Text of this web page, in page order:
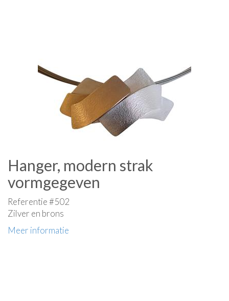
Hanger, modern strak
vormgegeven
Referentie #502
Zilver en brons
Meer informatie